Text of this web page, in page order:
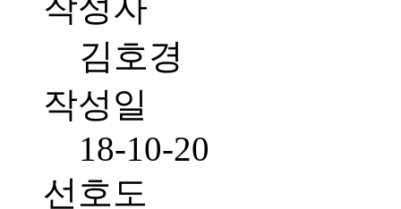
김호경
작성일
18-10-20
선호도